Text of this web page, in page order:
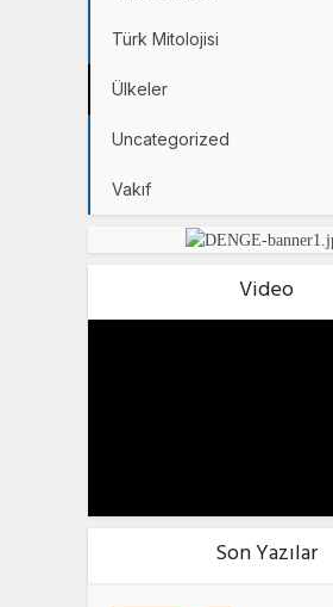
Türk Mitolojisi
Ülkeler
Uncategorized
Vakıf
Video
Son Yazılar